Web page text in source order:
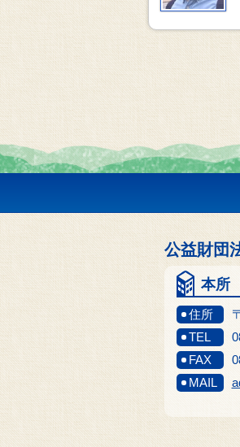
公益財団
本所
住所
TEL
FAX
MAIL